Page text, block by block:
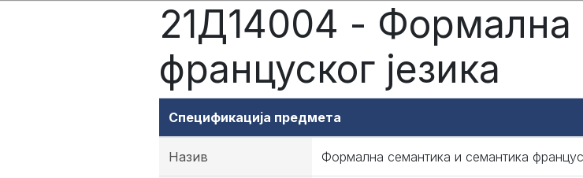
21Д14004 - Формална
француског језика
Спецификација предмета
Назив Формална семантика и семантика